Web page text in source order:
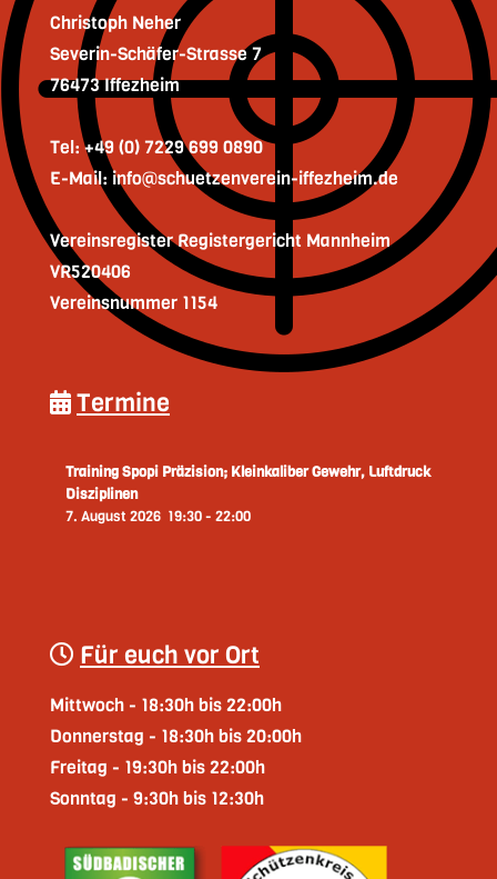
Christoph Neher
Severin-Schäfer-Strasse 7
76473 Iffezheim
Tel: +49 (0) 7229 699 0890
E-Mail: info@schuetzenverein-iffezheim.de
Vereinsregister Registergericht Mannheim
VR520406
Vereinsnummer 1154
Termine
Training Spopi Präzision; Kleinkaliber Gewehr, Luftdruck
Disziplinen
7. August 2026 19:30- 22:00
Für euch vor Ort
Mittwoch - 18:30h bis 22:00h
Donnerstag - 18:30h bis 20:00h
Freitag - 19:30h bis 22:00h
Sonntag - 9:30h bis 12:30h